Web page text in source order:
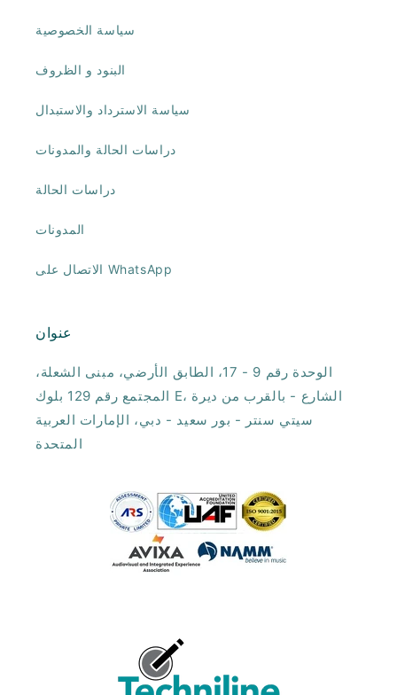
سياسة الخصوصية
البنود و الظروف
سياسة الاسترداد والاستبدال
دراسات الحالة والمدونات
دراسات الحالة
المدونات
الاتصال على WhatsApp
عنوان
الوحدة رقم 9 - 17، الطابق الأرضي، مبنى الشعلة،
المجتمع رقم 129 بلوك E، الشارع - بالقرب من ديرة
سيتي سنتر - بور سعيد - دبي، الإمارات العربية